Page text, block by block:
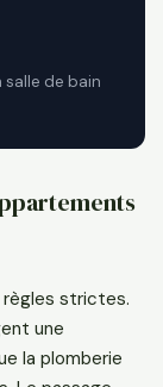
de bain
règles strictes.
une
la plomberie